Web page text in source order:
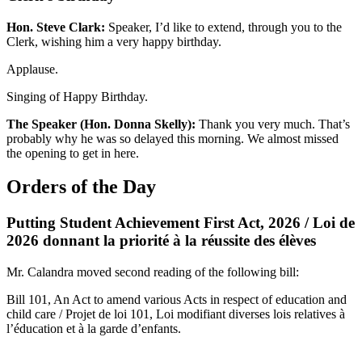
Hon. Steve Clark: Speaker, I’d like to extend, through you to the
Clerk, wishing him a very happy birthday.
Applause.
Singing of Happy Birthday.
The Speaker (Hon. Donna Skelly): Thank you very much. That’s
probably why he was so delayed this morning. We almost missed
the opening to get in here.
Orders of the Day
Putting Student Achievement First Act, 2026 / Loi de
2026 donnant la priorité à la réussite des élèves
Mr. Calandra moved second reading of the following bill:
Bill 101, An Act to amend various Acts in respect of education and
child care / Projet de loi 101, Loi modifiant diverses lois relatives à
l’éducation et à la garde d’enfants.